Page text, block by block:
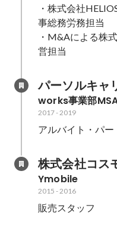
・株式会社
事総務労務担当
・M&Aによる株
営担当
パーソルキャ
works事業部
2017- 2019
アルバイト・パ
株式会社コス
Ymobile
2015 - 2016
販売スタッフ